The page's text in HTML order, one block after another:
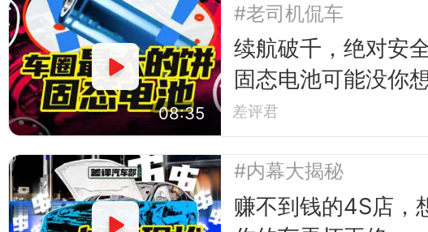
08:35
#老司机侃车
续航破千，绝对安
固态电池可能没你
那么好
差评君
#内幕大揭秘
赚不到钱的4S店，